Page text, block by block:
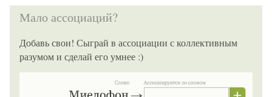
Мало ассоциаций?
Добавь свои! Сыграй в ассоциации с коллективным
разумом и сделай его умнее :)